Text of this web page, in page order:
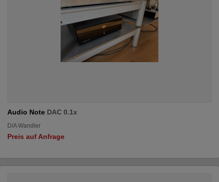
Audio Note DAC 0.1x
D/A Wandler
Preis auf Anfrage